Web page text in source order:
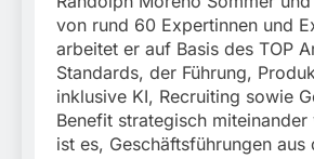
von rund 60 Expertinnen und
arbeitet er auf Basis des TOP
Standards, der Führung,
inklusive KI, Recruiting sowie
Benefit strategisch miteinander
ist es, Geschäftsführungen aus